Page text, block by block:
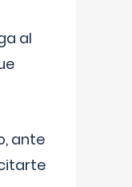
al
ante